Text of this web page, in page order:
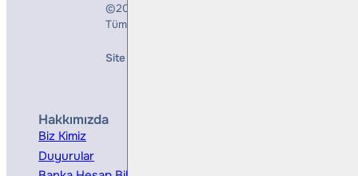
©2026
Tüm Hakları Saklıdır
Site Creation & Technology by
Hakkımızda
Biz Kimiz
Duyurular